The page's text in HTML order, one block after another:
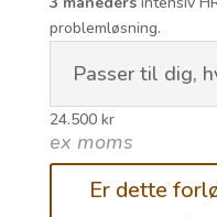
problemløsning.
Passer til dig,
24.500 kr
ex moms
Er dette